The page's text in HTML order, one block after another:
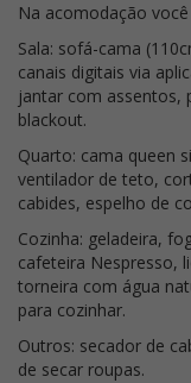
Na acomodação
Sala: sofá-cama
canais digitais via
jantar com assentos,
blackout.
Quarto: cama queen
ventilador de teto,
cabides, espelho de
Cozinha: geladeira,
cafeteira Nespresso,
torneira com água
para cozinhar.
Outros: secador de
de secar roupas.